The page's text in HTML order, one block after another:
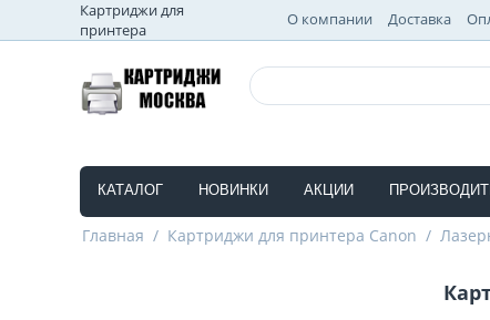
Картриджи для
принтера
О компании Доставка
КАТАЛОГ НОВИНКИ АКЦИИ
Главная / Картриджи для принтера Canon /